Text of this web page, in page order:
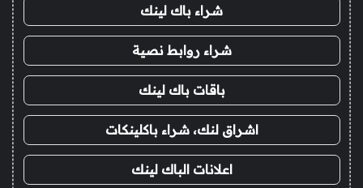
شراء باك لينك
شراء روابط نصية
باقات باك لينك
اشراق لنك، شراء باكلينكات
اعلانات الباك لينك